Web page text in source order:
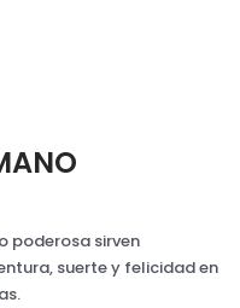
poderosa sirven
suerte y felicidad en